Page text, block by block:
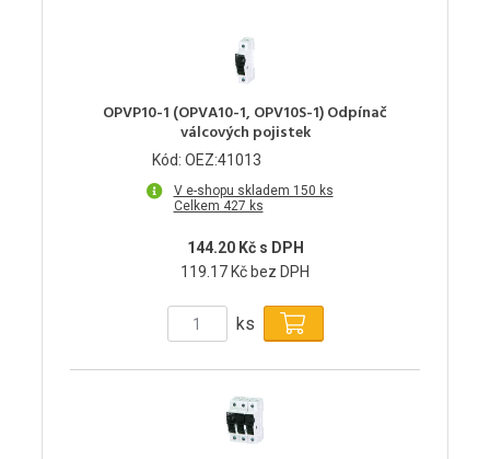
OPVP10-1 (OPVA10-1, OPV10S-1) Odpínač
válcových pojistek
Kód: OEZ:41013
V e-shopu skladem 150 ks
Celkem 427 ks
144.20 Kč s DPH
119.17 Kč bez DPH
ks